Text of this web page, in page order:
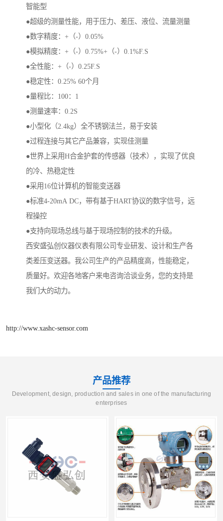
智能型
●超级的测量性能，用于压力、差压、液位、流量测量
●数字精度：+（-）0.05%
●模拟精度：+（-）0.75%+（-）0.1%F.S
●全性能：+（-）0.25F.S
●稳定性：0.25% 60个月
●量程比：100：1
●测量速率：0.2S
●小型化（2.4kg）全不锈钢法兰，易于安装
●过程连接与其它产品兼容，实现佳测量
●世界上采用H合金护套的传感器（技术），实现了优良
的冷、热稳定性
●采用16位计算机的智能变送器
●标准4-20mA DC，带有基于HART协议的数字信号，远
程操控
●支持向现场总线与基于现场控制的技术的升级。
西安盛弘创仪器仪表有限公司专业研发、设计和生产各
类差压变送器。我公司生产的产品精度高，性能稳定，
质量好。欢迎各地客户来电咨询洽谈业务，您的支持是
我们大的动力。
http://www.xashc-sensor.com
产品推荐
Development, design, production and sales in one of the manufacturing
enterprises